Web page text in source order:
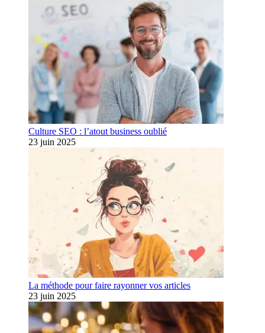
Culture SEO : l’atout business oublié
23 juin 2025
La méthode pour faire rayonner vos articles
23 juin 2025